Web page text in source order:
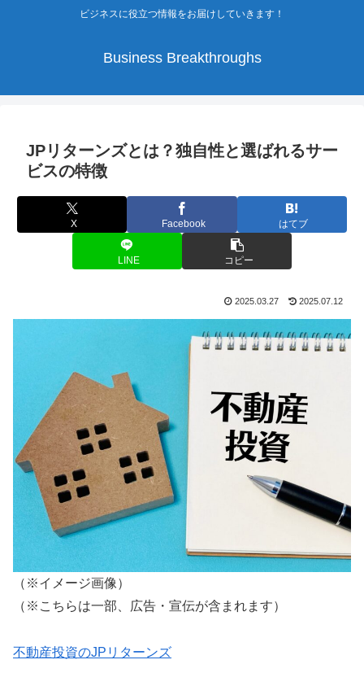
ビジネスに役立つ情報をお届けしていきます！
Business Breakthroughs
JPリターンズとは？独自性と選ばれるサー
ビスの特徴
X Facebook はてブ
LINE コピー
2025.03.27 2025.07.12
（※イメージ画像）
（※こちらは一部、広告・宣伝が含まれます）
不動産投資のJPリターンズ